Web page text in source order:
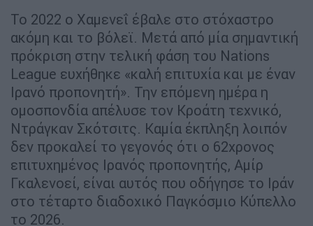
Το 2022 ο Χαμενεΐ έβαλε στο στόχαστρο
ακόμη και το βόλεϊ. Μετά από μία σημαντική
πρόκριση στην τελική φάση του Nations
League ευχήθηκε «καλή επιτυχία και με έναν
Ιρανό προπονητή». Την επόμενη ημέρα η
ομοσπονδία απέλυσε τον Κροάτη τεχνικό,
Ντράγκαν Σκότσιτς. Καμία έκπληξη λοιπόν
δεν προκαλεί το γεγονός ότι ο 62χρονος
επιτυχημένος Ιρανός προπονητής, Αμίρ
Γκαλενοεί, είναι αυτός που οδήγησε το Ιράν
στο τέταρτο διαδοχικό Παγκόσμιο Κύπελλο
το 2026.